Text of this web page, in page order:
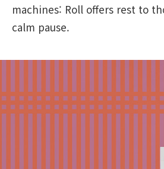
machines: Roll offers rest to
calm pause.